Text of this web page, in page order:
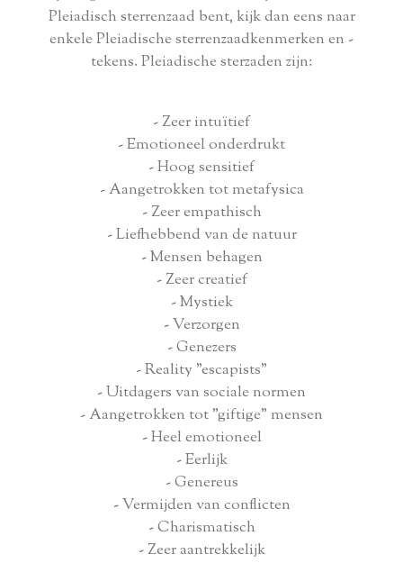
Pleiadisch sterrenzaad bent, kijk dan eens naar
enkele Pleiadische sterrenzaadkenmerken en -
tekens. Pleiadische sterzaden zijn:
- Zeer intuïtief
- Emotioneel onderdrukt
- Hoog sensitief
- Aangetrokken tot metafysica
- Zeer empathisch
- Liefhebbend van de natuur
- Mensen behagen
- Zeer creatief
- Mystiek
- Verzorgen
- Genezers
- Reality "escapists"
- Uitdagers van sociale normen
- Aangetrokken tot "giftige" mensen
- Heel emotioneel
- Eerlijk
- Genereus
- Vermijden van conflicten
- Charismatisch
- Zeer aantrekkelijk